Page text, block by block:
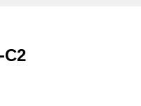
C2